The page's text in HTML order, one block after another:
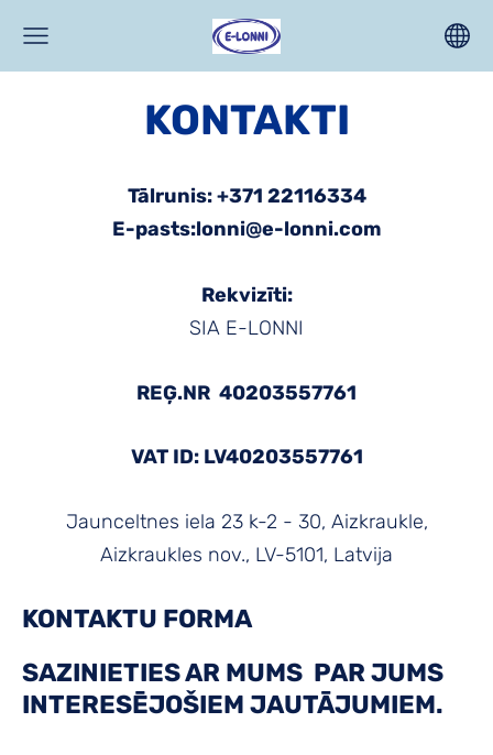
KONTAKTI
Tālrunis: +371 22116334
E-pasts:lonni@e-lonni.com
Rekvizīti:
SIA E-LONNI
REĢ.NR 40203557761
VAT ID: LV40203557761
Jaunceltnes iela 23 k-2 - 30, Aizkraukle,
Aizkraukles nov., LV-5101, Latvija
KONTAKTU FORMA
SAZINIETIES AR MUMS PAR JUMS
INTERESĒJOŠIEM JAUTĀJUMIEM.